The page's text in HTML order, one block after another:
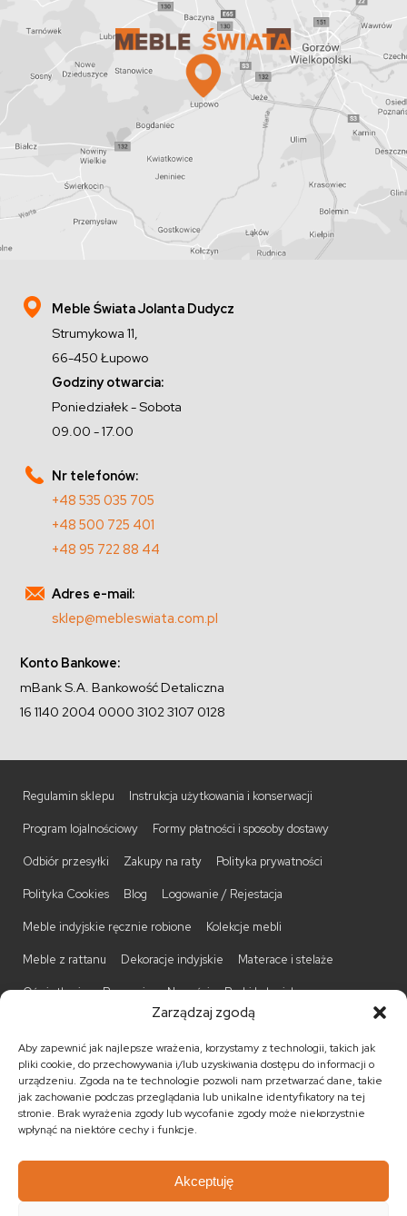
Zarządzaj zgodą
Aby zapewnić jak najlepsze wrażenia, korzystamy z technologii, takich jak
pliki cookie, do przechowywania i/lub uzyskiwania dostępu do informacji o
urządzeniu. Zgoda na te technologie pozwoli nam przetwarzać dane, takie
jak zachowanie podczas przeglądania lub unikalne identyfikatory na tej
stronie. Brak wyrażenia zgody lub wycofanie zgody może niekorzystnie
wpłynąć na niektóre cechy i funkcje.
Akceptuję
Meble Świata Jolanta Dudycz
Strumykowa 11,
66-450 Łupowo
Godziny otwarcia:
Poniedziałek - Sobota
09.00 - 17.00
Nr telefonów:
+48 535 035 705
+48 500 725 401
+48 95 722 88 44
Adres e-mail:
sklep@mebleswiata.com.pl
Konto Bankowe:
mBank S.A. Bankowość Detaliczna
16 1140 2004 0000 3102 3107 0128
Regulamin sklepu Instrukcja użytkowania i konserwacji
Program lojalnościowy Formy płatności i sposoby dostawy
Odbiór przesyłki Zakupy na raty Polityka prywatności
Polityka Cookies Blog Logowanie / Rejestacja
Meble indyjskie ręcznie robione Kolekcje mebli
Meble z rattanu Dekoracje indyjskie Materace i stelaże
Oświetlenie Promocje Nowości Barki kolonialne
Komody kolonialne Krzesła kolonialne
Kufry indyjskie Ławki kolonialne Łóżka kolonialne
Parawany kolonialne Półki kolonialne Regały kolonialne
Stojaki na CD Stoliki kawowe Stoliki nocne